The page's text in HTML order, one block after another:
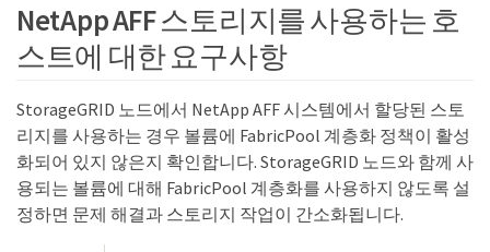
NetApp AFF 스토리지를 사용하는 호
스트에 대한 요구사항
StorageGRID 노드에서 NetApp AFF 시스템에서 할당된 스토
리지를 사용하는 경우 볼륨에 FabricPool 계층화 정책이 활성
화되어 있지 않은지 확인합니다. StorageGRID 노드와 함께 사
용되는 볼륨에 대해 FabricPool 계층화를 사용하지 않도록 설
정하면 문제 해결과 스토리지 작업이 간소화됩니다.